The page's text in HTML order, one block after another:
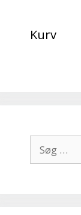
Kurv
efter: